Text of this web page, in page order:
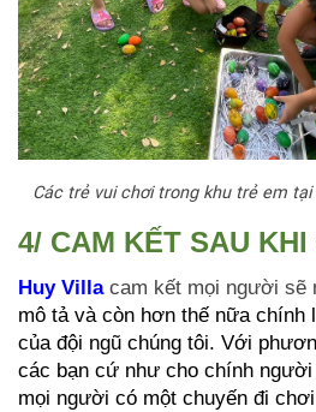
Các trẻ vui chơi trong khu trẻ em tại
4/ CAM KẾT SAU
Huy Villa cam kết mọi người sẽ
mô tả và còn hơn thế nữa
của đội ngũ chúng tôi. Với
các bạn cứ như cho chính
mọi người có một chuyến đi